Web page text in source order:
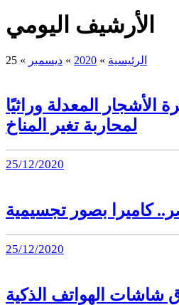
الأرشيف اليومي
الرئيسية »
2020
» ديسمبر »
25
الأشجار المعدلة وراثيًا
لمحاربة تغير المناخ
25/12/2020
كاميرا بصور تجسيمية
25/12/2020
شاشات الهواتف الذكية